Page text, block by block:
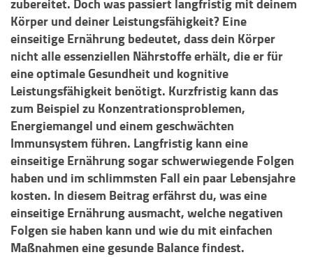
Körper und deiner Leistungsfähigkeit? Eine
einseitige Ernährung bedeutet, dass dein Körper
nicht alle essenziellen Nährstoffe erhält, die er für
eine optimale Gesundheit und kognitive
Leistungsfähigkeit benötigt. Kurzfristig kann das
zum Beispiel zu Konzentrationsproblemen,
Energiemangel und einem geschwächten
Immunsystem führen. Langfristig kann eine
einseitige Ernährung sogar schwerwiegende Folgen
haben und im schlimmsten Fall ein paar Lebensjahre
kosten. In diesem Beitrag erfährst du, was eine
einseitige Ernährung ausmacht, welche negativen
Folgen sie haben kann und wie du mit einfachen
Maßnahmen eine gesunde Balance findest.